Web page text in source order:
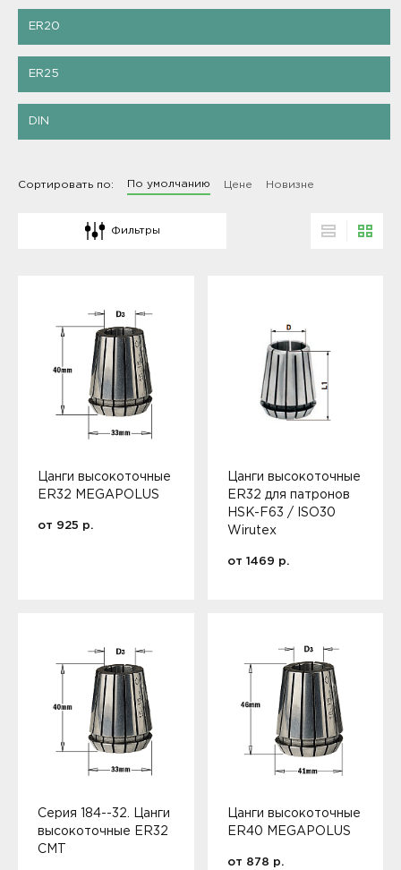
ER20
ER25
DIN
Сортировать по: По умолчанию Цене Новизне
Цанги высокоточные
ER32 MEGAPOLUS
от 925 р.
Цанги высокоточные
ER32 для патронов
HSK-F63 / ISO30
Wirutex
от 1469 р.
Серия 184--32. Цанги
высокоточные ER32
CMT
Цанги высокоточные
ER40 MEGAPOLUS
от 878 р.